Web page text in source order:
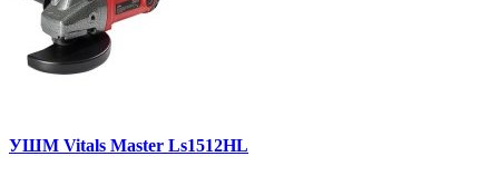
УШМ Vitals Master Ls1512HL